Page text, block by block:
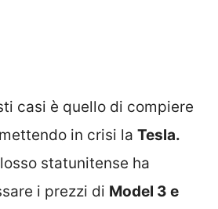
casi è quello di compiere
in crisi la Tesla.
statunitense ha
i prezzi di Model 3 e